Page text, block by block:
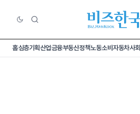
홈심층기획산업금융부동산정책노동소비 자동차사회